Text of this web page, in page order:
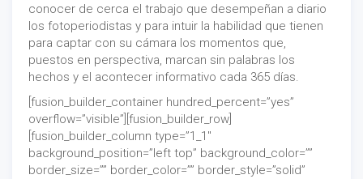
conocer de cerca el trabajo que desempeñan a diario
los fotoperiodistas y para intuir la habilidad que tienen
para captar con su cámara los momentos que,
puestos en perspectiva, marcan sin palabras los
hechos y el acontecer informativo cada 365 días.
[fusion_builder_container hundred_percent=”yes”
overflow=”visible”][fusion_builder_row]
[fusion_builder_column type=”1_1″
background_position=”left top” background_color=””
border_size=”” border_color=”” border_style=”solid”